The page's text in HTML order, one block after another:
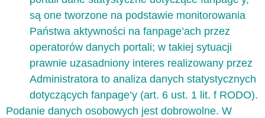
są one tworzone na podstawie monitorowania
Państwa aktywności na fanpage’ach przez
operatorów danych portali; w takiej sytuacji
prawnie uzasadniony interes realizowany przez
Administratora to analiza danych statystycznych
dotyczących fanpage’y (art. 6 ust. 1 lit. f RODO).
Podanie danych osobowych jest dobrowolne. W